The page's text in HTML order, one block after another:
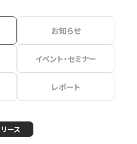
お知らせ
イベント・セミナー
レポート
ース